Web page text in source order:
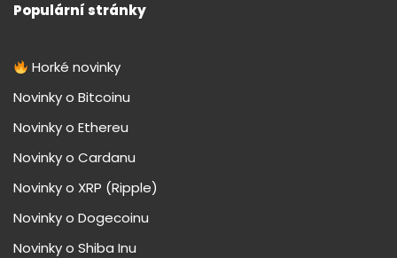
Populární stránky
Horké novinky
Novinky o Bitcoinu
Novinky o Ethereu
Novinky o Cardanu
Novinky o XRP (Ripple)
Novinky o Dogecoinu
Novinky o Shiba Inu